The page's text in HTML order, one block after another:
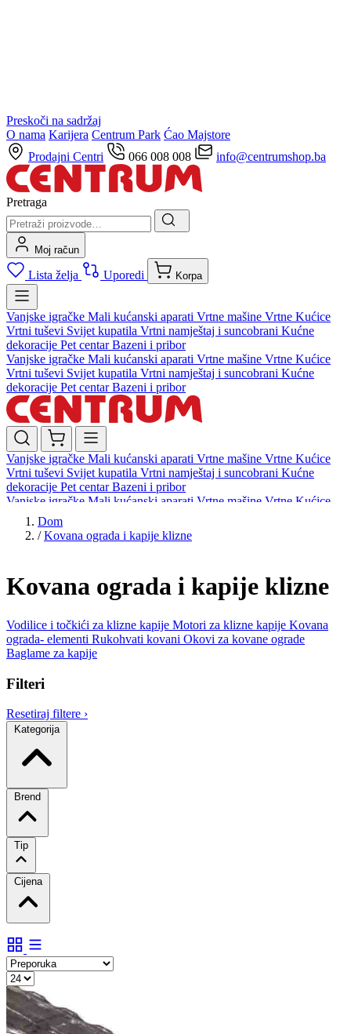
Preskoči na sadržaj
O nama Karijera Centrum Park Ćao Majstore
Prodajni Centri
066 008 008 info@centrumshop.ba
Pretraga
Moj račun
Lista želja Uporedi Korpa
Vanjske igračke Mali kućanski aparati Vrtne mašine Vrtne Kućice
Vrtni tuševi Svijet kupatila Vrtni namještaj i suncobrani Kućne
dekoracije Pet centarBazeni i pribor
Vanjske igračke Mali kućanski aparati Vrtne mašine Vrtne Kućice
Vrtni tuševi Svijet kupatila Vrtni namještaj i suncobrani Kućne
dekoracije Pet centarBazeni i pribor
Vanjske igračke Mali kućanski aparati Vrtne mašine Vrtne Kućice
Vrtni tuševi Svijet kupatila Vrtni namještaj i suncobrani Kućne
dekoracije Pet centarBazeni i pribor
Vanjske igračke Mali kućanski aparati Vrtne mašine Vrtne Kućice
Vrtni tuševi
dekoracijePet centarBazeni i pribor
Dom
/ Kovana ograda i kapije klizne
Kovana ograda i kapije klizne
Vodilice i točkići za klizne kapije Motori za klizne kapije Kovana
ograda- elementi Rukohvati kovani Okovi za kovane ograde
Baglame za kapije
Filteri
Resetiraj filtere ›
Kategorija
Brend
Tip
Cijena